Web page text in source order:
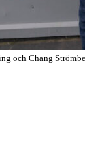
och Chang